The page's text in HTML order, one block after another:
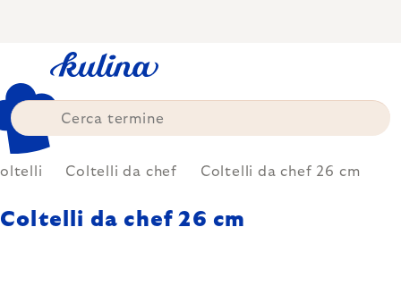
Coltelli da chef Coltelli da chef 26 cm
Coltelli da chef 26 cm